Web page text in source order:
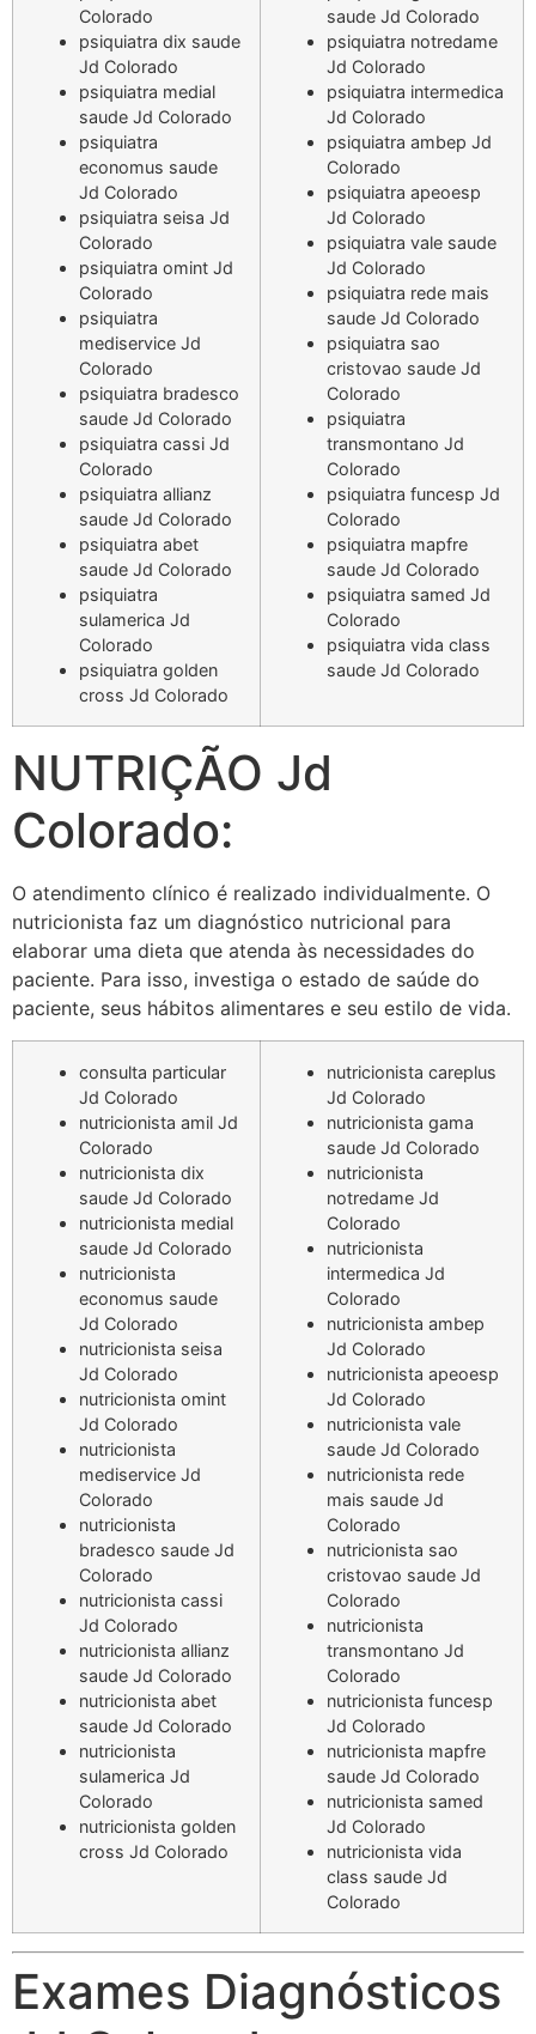
Colorado
psiquiatra dix saude
Jd Colorado
psiquiatra medial
saude Jd Colorado
psiquiatra
economus saude
Jd Colorado
psiquiatra seisa Jd
Colorado
psiquiatra omint Jd
Colorado
psiquiatra
mediservice Jd
Colorado
psiquiatra bradesco
saude Jd Colorado
psiquiatra cassi Jd
Colorado
psiquiatra allianz
saude Jd Colorado
psiquiatra abet
saude Jd Colorado
psiquiatra
sulamerica Jd
Colorado
psiquiatra golden
cross Jd Colorado
saude Jd Colorado
psiquiatra notredame
Jd Colorado
psiquiatra intermedica
Jd Colorado
psiquiatra ambep Jd
Colorado
psiquiatra apeoesp
Jd Colorado
psiquiatra vale saude
Jd Colorado
psiquiatra rede mais
saude Jd Colorado
psiquiatra sao
cristovao saude Jd
Colorado
psiquiatra
transmontano Jd
Colorado
psiquiatra funcesp Jd
Colorado
psiquiatra mapfre
saude Jd Colorado
psiquiatra samed Jd
Colorado
psiquiatra vida class
saude Jd Colorado
NUTRIÇÃO Jd
Colorado:
O atendimento clínico é realizado individualmente. O
nutricionista faz um diagnóstico nutricional para
elaborar uma dieta que atenda às necessidades do
paciente. Para isso, investiga o estado de saúde do
paciente, seus hábitos alimentares e seu estilo de vida.
consulta particular
Jd Colorado
nutricionista amil Jd
Colorado
nutricionista dix
saude Jd Colorado
nutricionista medial
saude Jd Colorado
nutricionista
economus saude
Jd Colorado
nutricionista seisa
Jd Colorado
nutricionista omint
Jd Colorado
nutricionista
mediservice Jd
Colorado
nutricionista
bradesco saude Jd
Colorado
nutricionista cassi
Jd Colorado
nutricionista allianz
saude Jd Colorado
nutricionista abet
saude Jd Colorado
nutricionista
sulamerica Jd
Colorado
nutricionista golden
cross Jd Colorado
nutricionista careplus
Jd Colorado
nutricionista gama
saude Jd Colorado
nutricionista
notredame Jd
Colorado
nutricionista
intermedica Jd
Colorado
nutricionista ambep
Jd Colorado
nutricionista apeoesp
Jd Colorado
nutricionista vale
saude Jd Colorado
nutricionista rede
mais saude Jd
Colorado
nutricionista sao
cristovao saude Jd
Colorado
nutricionista
transmontano Jd
Colorado
nutricionista funcesp
Jd Colorado
nutricionista mapfre
saude Jd Colorado
nutricionista samed
Jd Colorado
nutricionista vida
class saude Jd
Colorado
Exames Diagnósticos